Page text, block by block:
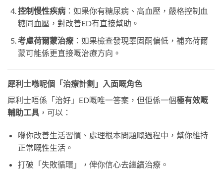
控制慢性疾病：如果你有糖尿病、高血壓，嚴格控制血
糖同血壓，對改善ED有直接幫助。
考慮荷爾蒙治療：如果檢查發現睪固酮偏低，補充荷爾
蒙可能係更直接嘅治療方向。
犀利士喺呢個「治療計劃」入面嘅角色
犀利士唔係「治好」ED嘅唯一答案，但佢係一個極有效嘅
輔助工具 ，可以：
喺你改善生活習慣、處理根本問題嘅過程中，幫你維持
正常嘅性生活。
打破「失敗循環」，俾你信心去繼續治療。